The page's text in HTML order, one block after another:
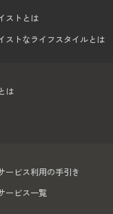
ストとは
ストなライフスタイルとは
は
ービス利用の手引き
ービス一覧